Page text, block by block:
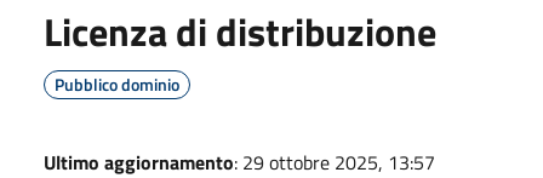
Licenza di distribuzione
Pubblico dominio
Ultimo aggiornamento: 29 ottobre 2025, 13:57